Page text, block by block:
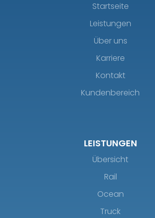
Startseite
Leistungen
Über uns
Karriere
Kontakt
Kundenbereich
LEISTUNGEN
Übersicht
Rail
Ocean
Truck